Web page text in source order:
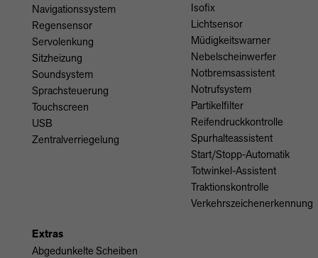
Navigationssystem
Regensensor
Servolenkung
Sitzheizung
Soundsystem
Sprachsteuerung
Touchscreen
USB
Zentralverriegelung
Isofix
Lichtsensor
Müdigkeitswarner
Nebelscheinwerfer
Notbremsassistent
Notrufsystem
Partikelfilter
Reifendruckkontrolle
Spurhalteassistent
Start/Stopp-Automatik
Totwinkel-Assistent
Traktionskontrolle
Verkehrszeichenerkennung
Extras
Abgedunkelte Scheiben